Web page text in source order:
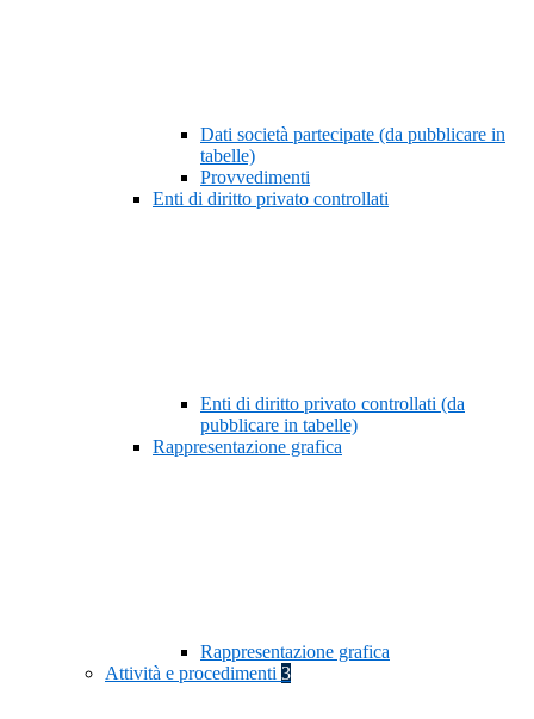
Dati società partecipate (da pubblicare in
tabelle)
Provvedimenti
Enti di diritto privato controllati
Enti di diritto privato controllati (da
pubblicare in tabelle)
Rappresentazione grafica
Rappresentazione grafica
Attività e procedimenti 3